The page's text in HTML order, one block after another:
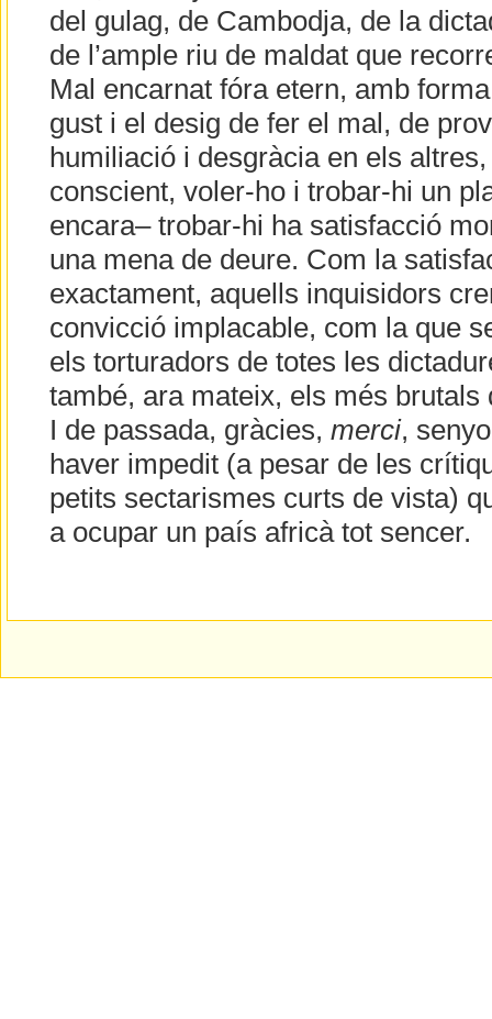
del gulag, de Cambodja, de la
de l’ample riu de maldat que
Mal encarnat fóra etern, amb
gust i el desig de fer el mal, de
humiliació i desgràcia en els
conscient, voler-ho i trobar-hi un
encara– trobar-hi ha satisfacció
una mena de deure. Com la
exactament, aquells inquisidors
convicció implacable, com la que
els torturadors de totes les
també, ara mateix, els més
I de passada, gràcies, merci,
haver impedit (a pesar de les
petits sectarismes curts de vista)
a ocupar un país africà tot sencer.